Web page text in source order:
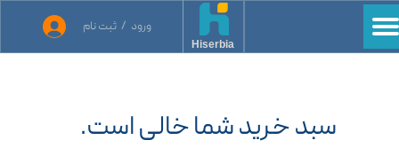
ورود / ثبت نام
حساب کاربری من
Hiserbia
سبد خرید شما خالی است.